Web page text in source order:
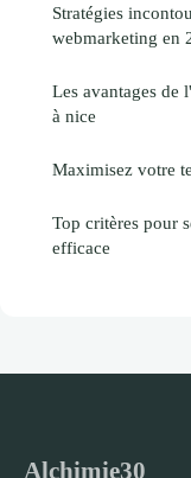
Stratégies
webmarketing en
Les avantages de
à nice
Maximisez votre
Top critères pour
efficace
Alchimie30